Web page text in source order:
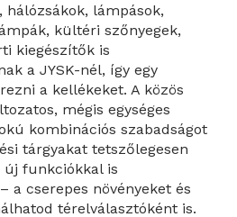
hálózsákok, lámpások,
kültéri szőnyegek,
kiegészítők is
a JYSK-nél, így egy
a kellékeket. A közös
mégis egységes
kombinációs szabadságot
tárgyakat tetszőlegesen
új funkciókkal is
a cserepes növényeket és
térelválasztóként is.